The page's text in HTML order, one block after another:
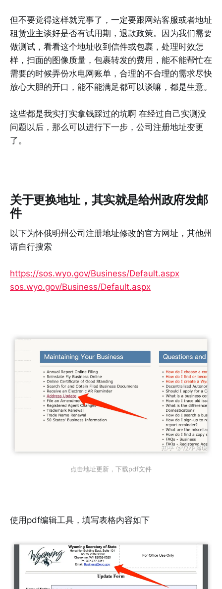
但不要觉得这样就完事了，一定要跟网站客服或者地址
租赁业主谈好是否有试用期，退款政策。因为我们需要
做测试，看看这个地址收到信件或包裹，处理时效怎
样，扫面的图像质量，包裹转发的费用，能不能帮忙在
需要的时候弄份水电网账单，合理的不合理的需求尽快
放心大胆的开口，能不能满足都可以谈嘛，都是生意。
这些都是我实打实拿钱踩过的坑啊 在经过自己实测没
问题以后，那么可以进行下一步，公司注册地址变更
了。
关于更换地址，其实就是给州政府发邮
件
以下为怀俄明州公司注册地址修改的官方网址，其他州
请自行搜索
https://sos.wyo.gov/Business/Default.aspx​
sos.wyo.gov/Business/Default.aspx
点击地址更新，下载pdf文件
使用pdf编辑工具，填写表格内容如下